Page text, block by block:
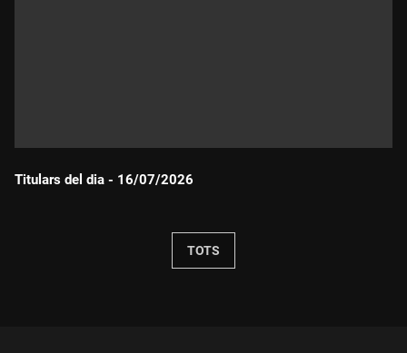
Titulars del dia - 16/07/2026
TOTS